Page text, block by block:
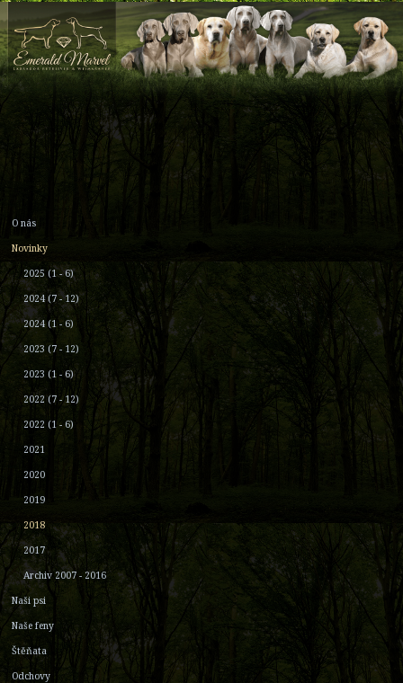
O nás
Novinky
2025 (1 - 6)
2024 (7 - 12)
2024 (1 - 6)
2023 (7 - 12)
2023 (1 - 6)
2022 (7 - 12)
2022 (1 - 6)
2021
2020
2019
2018
2017
Archiv 2007 - 2016
Naši psi
Naše feny
Štěňata
Odchovy